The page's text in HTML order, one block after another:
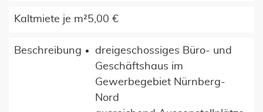
Kaltmiete je m²5,00 €
Beschreibung
dreigeschossiges Büro- und
Geschäftshaus im
Gewerbegebiet Nürnberg-
Nord